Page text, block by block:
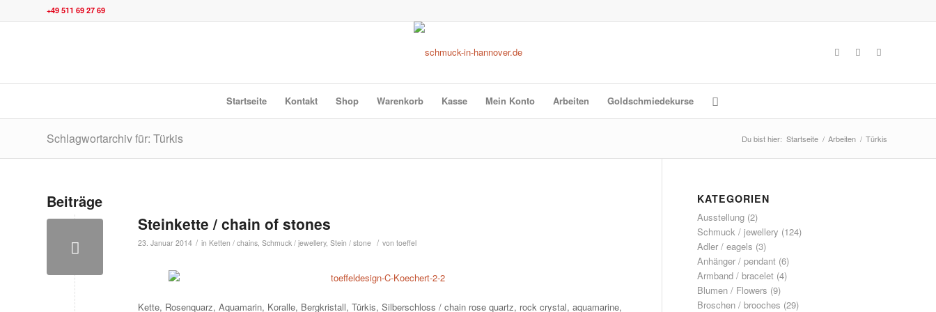
+49 511 69 27 69
Startseite Kontakt Shop Warenkorb Kasse Mein Konto Arbeiten Goldschmiedekurse
Schlagwortarchiv für: Türkis Du bist hier: Startseite / Arbeiten / Türkis
Beiträge
Steinkette / chain of stones
23. Januar 2014 / in Ketten / chains, Schmuck / jewellery, Stein / stone / von toeffel
Kette, Rosenquarz, Aquamarin, Koralle, Bergkristall, Türkis, Silberschloss / chain rose quartz, rock crystal, aquamarine,
KATEGORIEN
Ausstellung (2)
Schmuck / jewellery (124)
Adler / eagels (3)
Anhänger / pendant (6)
Armband / bracelet (4)
Blumen / Flowers (9)
Broschen / brooches (29)